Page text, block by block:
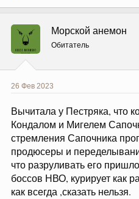
ц
:
Морской анемон
Обитатель
26 Фев 2023
Вычитала у Пестряка, что
Кондалом и Мигелем
стремления Сапочника
продюсеры и
что разруливать его
боссов НВО, курирует как
как всегда ,сказать нельзя.